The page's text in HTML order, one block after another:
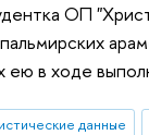
ОП
в ходе
данные